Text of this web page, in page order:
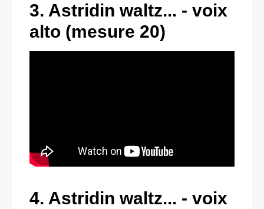
3. Astridin waltz... - voix
alto (mesure 20)
4. Astridin waltz... - voix